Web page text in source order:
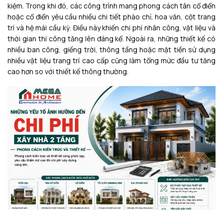
kiệm. Trong khi đó, các công trình mang phong cách tân cổ điển
hoặc cổ điển yêu cầu nhiều chi tiết phào chỉ, hoa văn, cột trang
trí và hệ mái cầu kỳ. Điều này khiến chi phí nhân công, vật liệu và
thời gian thi công tăng lên đáng kể. Ngoài ra, những thiết kế có
nhiều ban công, giếng trời, thông tầng hoặc mặt tiền sử dụng
nhiều vật liệu trang trí cao cấp cũng làm tổng mức đầu tư tăng
cao hơn so với thiết kế thông thường.